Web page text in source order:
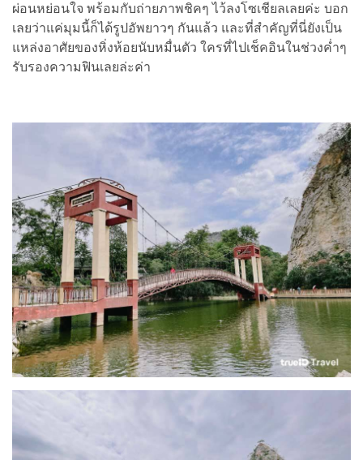
ผ่อนหย่อนใจ พร้อมกับถ่ายภาพชิคๆ ไว้ลงโซเชียลเลยค่ะ บอก
เลยว่าแค่มุมนี้ก็ได้รูปอัพยาวๆ กันแล้ว และที่สำคัญที่นี่ยังเป็น
แหล่งอาศัยของหิ่งห้อยนับหมื่นตัว ใครที่ไปเช็คอินในช่วงค่ำๆ
รับรองความฟินเลยล่ะค่า